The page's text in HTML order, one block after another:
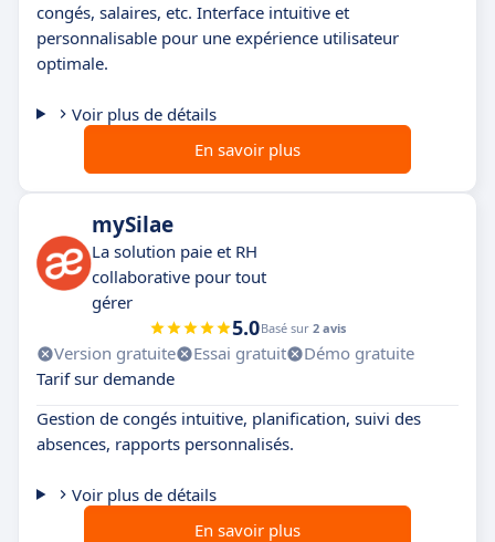
congés, salaires, etc. Interface intuitive et
personnalisable pour une expérience utilisateur
optimale.
Voir plus de détails
En savoir plus
mySilae
La solution paie et RH
collaborative pour tout
gérer
5.0Basé sur 2 avis
Version gratuite Essai gratuit
Démo gratuite
Tarif sur demande
Gestion de congés intuitive, planification, suivi des
absences, rapports personnalisés.
Voir plus de détails
En savoir plus